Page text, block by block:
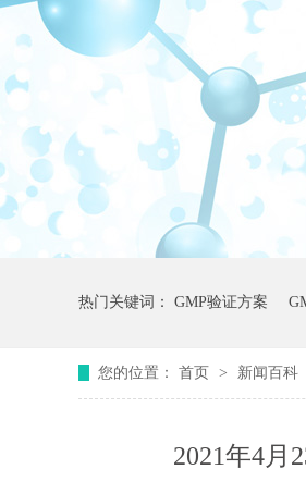
热门关键词： GMP验证方案
您的位置： 首页 > 新闻百科
2021年4月